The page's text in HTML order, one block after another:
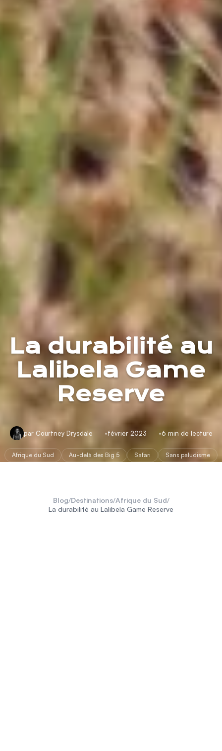
La durabilité au
Lalibela Game
Reserve
par Courtney Drysdale février 2023 6 min de lecture
Afrique du Sud Au-delà des Big 5 Safari Sans paludisme
Blog/Destinations/Afrique du Sud/
La durabilité au Lalibela Game Reserve